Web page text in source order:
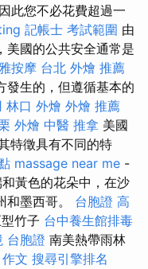
此您不必花費超過一
記帳士 考試範圍 由
美國的公共安全通常是
按摩 台北 外燴 推薦
發生的，但遵循基本的
林口 外燴 外燴 推薦
外燴 中醫 推拿 美國
特徵具有不同的特
massage near me -
黃色的花朵中，在沙
和墨西哥。 台胞證 高
竹子 台中養生館排毒
台胞證 南美熱帶雨林
文 搜尋引擎排名